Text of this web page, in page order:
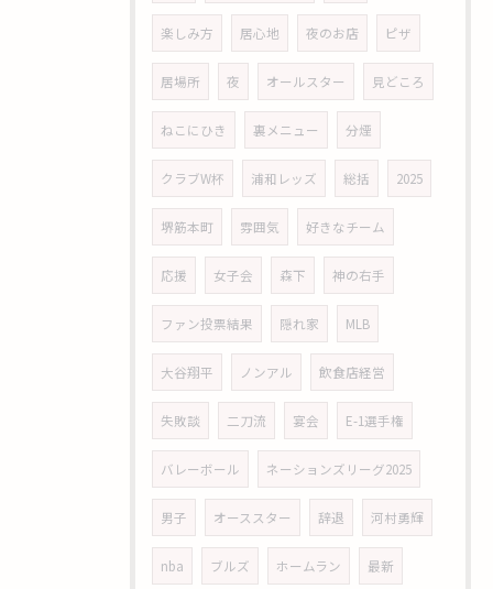
楽しみ方 居心地 夜のお店 ピザ
居場所 夜 オールスター 見どころ
ねこにひき 裏メニュー 分煙
クラブW杯 浦和レッズ 総括 2025
堺筋本町 雰囲気 好きなチーム
応援 女子会 森下 神の右手
ファン投票結果 隠れ家 MLB
大谷翔平 ノンアル 飲食店経営
失敗談 二刀流 宴会 E-1選手権
バレーボール ネーションズリーグ2025
男子 オーススター 辞退 河村勇輝
nba ブルズ ホームラン 最新